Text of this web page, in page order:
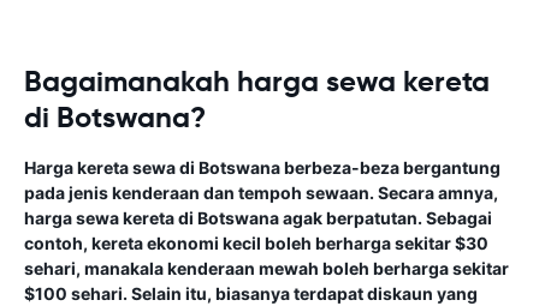
Bagaimanakah harga sewa kereta
di Botswana?
Harga kereta sewa di Botswana berbeza-beza bergantung
pada jenis kenderaan dan tempoh sewaan. Secara amnya,
harga sewa kereta di Botswana agak berpatutan. Sebagai
contoh, kereta ekonomi kecil boleh berharga sekitar $30
sehari, manakala kenderaan mewah boleh berharga sekitar
$100 sehari. Selain itu, biasanya terdapat diskaun yang